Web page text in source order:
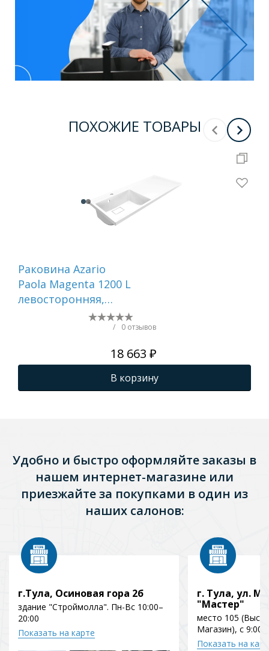
ПОХОЖИЕ ТОВАРЫ
Раковина Azario
Paola Magenta 1200 L
левосторонняя,
литьевой мрамор,
белый () CS00078451
/ 0 отзывов
18 663 ₽
В корзину
Удобно и быстро оформляйте заказы в
нашем интернет-магазине или
приезжайте за покупками в один из
наших салонов:
г.Тула, Осиновая гора 2б
здание "Строймолла". Пн-Вс 10:00–
20:00
Показать на карте
г. Тула, ул.
"Мастер"
место 105
Магазин), с 9:00
Показать на